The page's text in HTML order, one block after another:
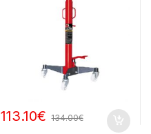
113.10€ 134.00€